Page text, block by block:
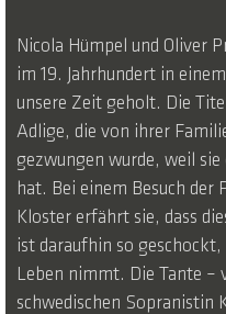
Nicola Hümpel und Oliver
im 19. Jahrhundert in
unsere Zeit geholt. Die
Adlige, die von ihrer
gezwungen wurde, weil
hat. Bei einem Besuch der
Kloster erfährt sie, dass
ist daraufhin so geschockt,
Leben nimmt. Die Tante
schwedischen Sopranistin